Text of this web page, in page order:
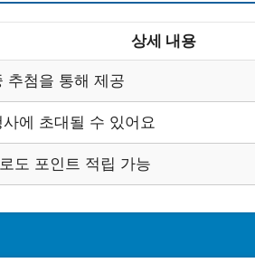
상세 내용
추첨을 통해 제공
에 초대될 수 있어요
도 포인트 적립 가능